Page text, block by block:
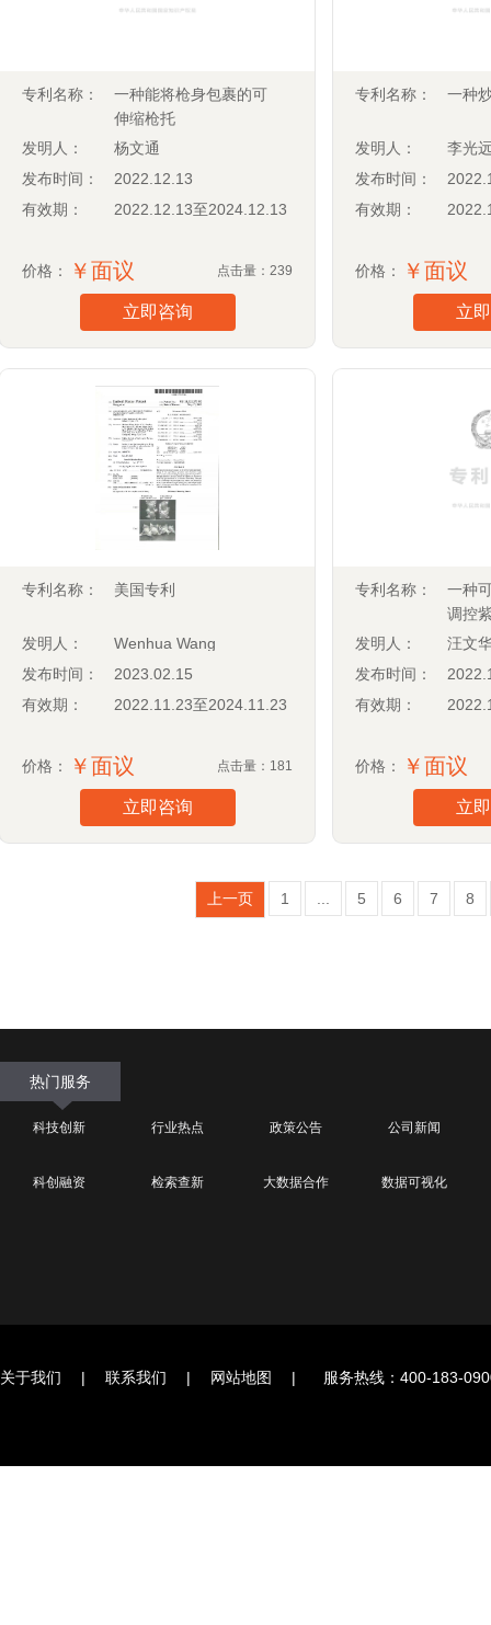
专利名称：
一种能将枪身包裹的可
伸缩枪托
发明人：
杨文通
发布时间：
2022.12.13
有效期：
2022.12.13至2024.12.13
价格： ￥面议 点击量：239
立即咨询
专利名称： 一种
发明人：
李光
发布时间：
有效期：
价格： ￥面议
立
专利名称： 美国专利
发明人：
Wenhua Wang
发布时间：
2023.02.15
有效期：
2022.11.23至2024.11.23
价格： ￥面议 点击量：181
立即咨询
专利名称：
一种
调控
发明人：
汪文
发布时间：
有效期：
价格： ￥面议
立
上一页 1 5 6 7 8
热门服务
科技创新 行业热点 政策公告 公司新闻
科创融资 检索查新 大数据合作 数据可视化
关于我们 | 联系我们 | 网站地图 | 服务热线：400-183-